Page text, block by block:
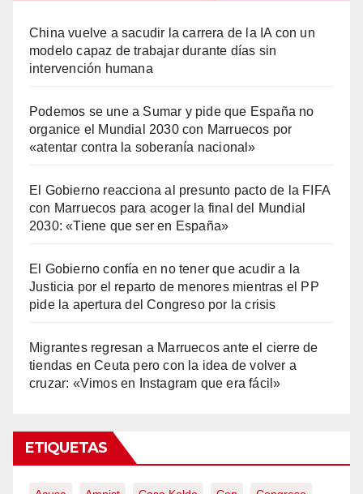
China vuelve a sacudir la carrera de la IA con un
modelo capaz de trabajar durante días sin
intervención humana
Podemos se une a Sumar y pide que España no
organice el Mundial 2030 con Marruecos por
«atentar contra la soberanía nacional»
El Gobierno reacciona al presunto pacto de la FIFA
con Marruecos para acoger la final del Mundial
2030: «Tiene que ser en España»
El Gobierno confía en no tener que acudir a la
Justicia por el reparto de menores mientras el PP
pide la apertura del Congreso por la crisis
Migrantes regresan a Marruecos ante el cierre de
tiendas en Ceuta pero con la idea de volver a
cruzar: «Vimos en Instagram que era fácil»
ETIQUETAS